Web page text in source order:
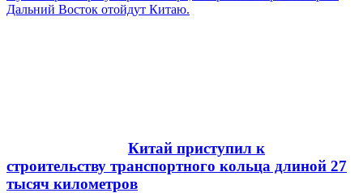
Дальний Восток отойдут Китаю.
Китай приступил к
строительству транспортного кольца длиной 27
тысяч километров